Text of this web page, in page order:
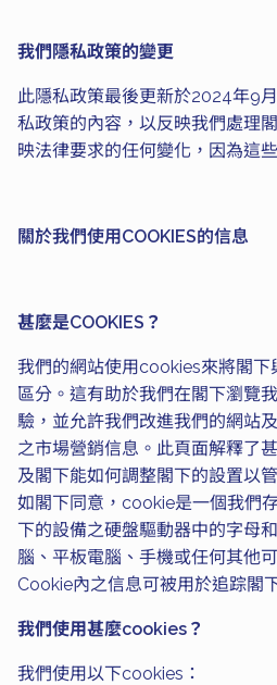
我們隱私政策的變更
此隱私政策最後更新於2024年9
私政策的內容，以反映我們處理
映法律要求的任何變化，因為這
關於我們使用COOKIES的信息
甚麼是COOKIES？
我們的網站使用cookies來將閣
區分。這有助於我們在閣下瀏覽
驗，並允許我們改進我們的網站
之市場營銷信息。此頁面解釋了
及閣下能如何調整閣下的設置以
如閣下同意，cookie是一個我們
下的設備之硬盤驅動器中的字母
腦、平板電腦、手機或任何其他
Cookie內之信息可被用於追踪閣
我們使用甚麼cookies？
我們使用以下cookies：